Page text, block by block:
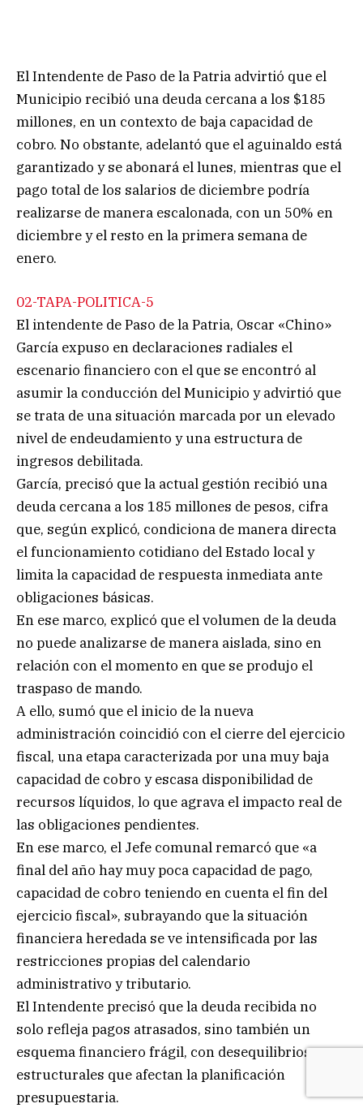
El Intendente de Paso de la Patria advirtió que el
Municipio recibió una deuda cercana a los $185
millones, en un contexto de baja capacidad de
cobro. No obstante, adelantó que el aguinaldo está
garantizado y se abonará el lunes, mientras que el
pago total de los salarios de diciembre podría
realizarse de manera escalonada, con un 50% en
diciembre y el resto en la primera semana de
enero.
02-TAPA-POLITICA-5
El intendente de Paso de la Patria, Oscar «Chino»
García expuso en declaraciones radiales el
escenario financiero con el que se encontró al
asumir la conducción del Municipio y advirtió que
se trata de una situación marcada por un elevado
nivel de endeudamiento y una estructura de
ingresos debilitada.
García, precisó que la actual gestión recibió una
deuda cercana a los 185 millones de pesos, cifra
que, según explicó, condiciona de manera directa
el funcionamiento cotidiano del Estado local y
limita la capacidad de respuesta inmediata ante
obligaciones básicas.
En ese marco, explicó que el volumen de la deuda
no puede analizarse de manera aislada, sino en
relación con el momento en que se produjo el
traspaso de mando.
A ello, sumó que el inicio de la nueva
administración coincidió con el cierre del ejercicio
fiscal, una etapa caracterizada por una muy baja
capacidad de cobro y escasa disponibilidad de
recursos líquidos, lo que agrava el impacto real de
las obligaciones pendientes.
En ese marco, el Jefe comunal remarcó que «a
final del año hay muy poca capacidad de pago,
capacidad de cobro teniendo en cuenta el fin del
ejercicio fiscal», subrayando que la situación
financiera heredada se ve intensificada por las
restricciones propias del calendario
administrativo y tributario.
El Intendente precisó que la deuda recibida no
solo refleja pagos atrasados, sino también un
esquema financiero frágil, con desequilibrios
estructurales que afectan la planificación
presupuestaria.